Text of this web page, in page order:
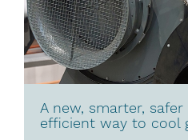
A new, smarter,
efficient way to cool